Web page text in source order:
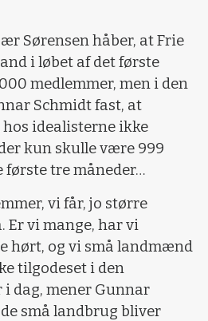
Sørensen håber, at Frie
i løbet af det første
medlemmer, men i den
Schmidt fast, at
idealisterne ikke
kun skulle være 999
første tre måneder…
vi får, jo større
Er vi mange, har vi
hørt, og vi små landmænd
tilgodeset i den
dag, mener Gunnar
små landbrug bliver